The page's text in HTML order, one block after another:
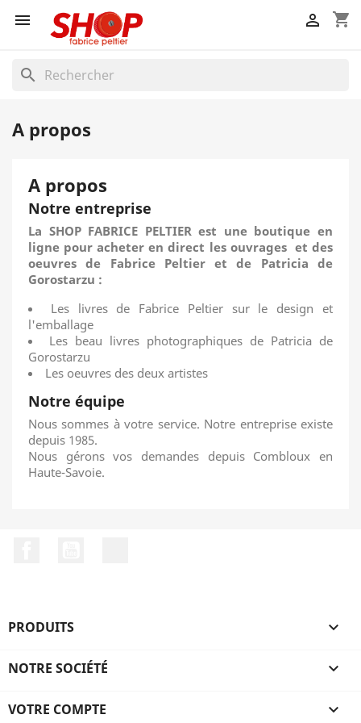
 shopping_cart

search
A propos
A propos
Notre entreprise
La SHOP FABRICE PELTIER est une boutique en
ligne pour acheter en direct les ouvrages et des
oeuvres de Fabrice Peltier et de Patricia de
Gorostarzu :
Les livres de Fabrice Peltier sur le design et
l'emballage
Les beau livres photographiques de Patricia de
Gorostarzu
Les oeuvres des deux artistes
Notre équipe
Nous sommes à votre service. Notre entreprise existe
depuis 1985.
Nous gérons vos demandes depuis Combloux en
Haute-Savoie.
PRODUITS 
NOTRE SOCIÉTÉ 
VOTRE COMPTE 